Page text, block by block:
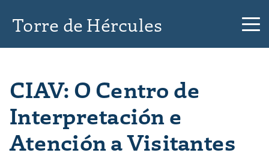
Torre de Hércules
CIAV: O Centro de
Interpretación e
Atención a Visitantes